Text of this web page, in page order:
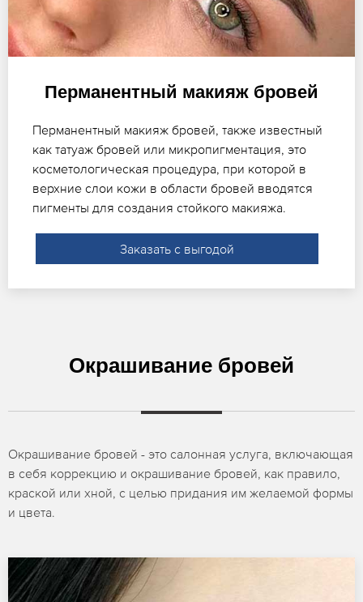
Перманентный макияж бровей
Перманентный макияж бровей, также известный
как татуаж бровей или микропигментация, это
косметологическая процедура, при которой в
верхние слои кожи в области бровей вводятся
пигменты для создания стойкого макияжа.
Заказать с выгодой
Окрашивание бровей
Окрашивание бровей - это салонная услуга, включающая
в себя коррекцию и окрашивание бровей, как правило,
краской или хной, с целью придания им желаемой формы
и цвета.